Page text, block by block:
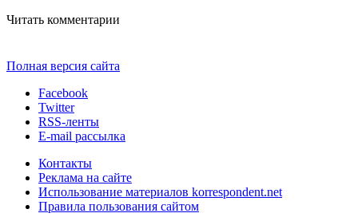
Читать комментарии
Полная версия сайта
Facebook
Twitter
RSS-ленты
E-mail рассылка
Контакты
Реклама на сайте
Использование материалов korrespondent.net
Правила пользования сайтом